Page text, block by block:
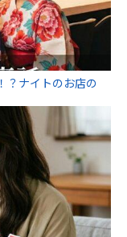
？ナイトのお店の